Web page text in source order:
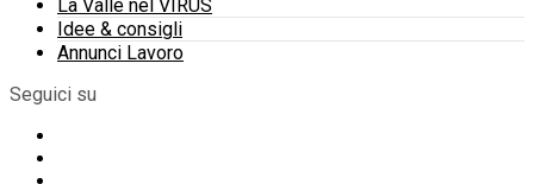
La Valle nel VIRUS
Idee & consigli
Annunci Lavoro
Seguici su